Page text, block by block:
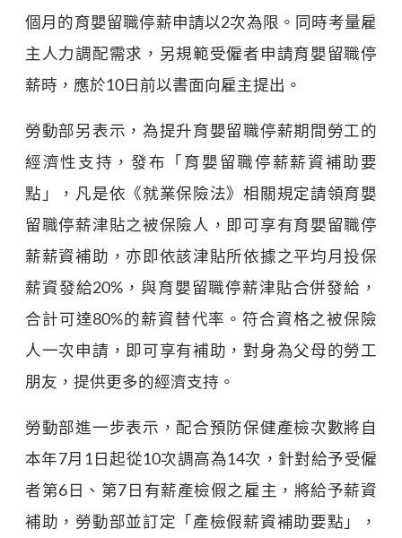
個月的育嬰留職停薪申請以2次為限。同時考量雇
主人力調配需求，另規範受僱者申請育嬰留職停
薪時，應於10日前以書面向雇主提出。
勞動部另表示，為提升育嬰留職停薪期間勞工的
經濟性支持，發布「育嬰留職停薪薪資補助要
點」，凡是依《就業保險法》相關規定請領育嬰
留職停薪津貼之被保險人，即可享有育嬰留職停
薪薪資補助，亦即依該津貼所依據之平均月投保
薪資發給20%，與育嬰留職停薪津貼合併發給，
合計可達80%的薪資替代率。符合資格之被保險
人一次申請，即可享有補助，對身為父母的勞工
朋友，提供更多的經濟支持。
勞動部進一步表示，配合預防保健產檢次數將自
本年7月1日起從10次調高為14次，針對給予受僱
者第6日、第7日有薪產檢假之雇主，將給予薪資
補助，勞動部並訂定「產檢假薪資補助要點」，